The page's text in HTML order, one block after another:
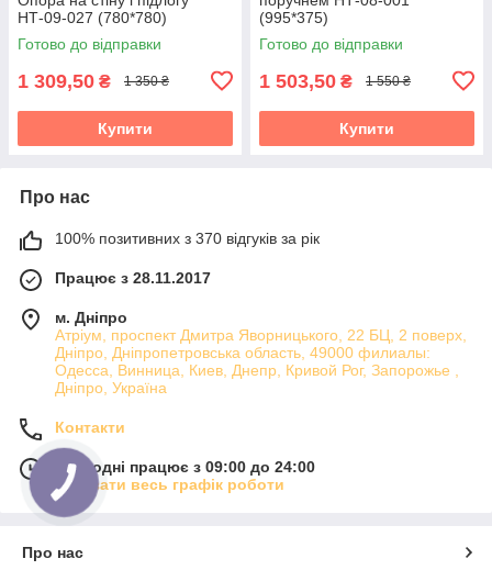
НТ-09-027 (780*780)
Готово до відправки
1 309,50 ₴ 1 350 ₴
Купити
(995*375)
Готово до відправки
1 503,50 ₴ 1 550 ₴
Купити
Про нас
100% позитивних з 370 відгуків за рік
Працює з 28.11.2017
м. Дніпро
Атріум, проспект Дмитра Яворницького, 22 БЦ, 2 поверх,
Дніпро, Дніпропетровська область, 49000 филиалы:
Одесса, Винница, Киев, Днепр, Кривой Рог, Запорожье ,
Дніпро, Україна
Контакти
Сьогодні працює з 09:00 до 24:00
Показати весь графік роботи
Про нас